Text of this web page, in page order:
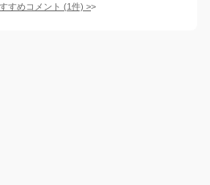
すめコメント (1件) >